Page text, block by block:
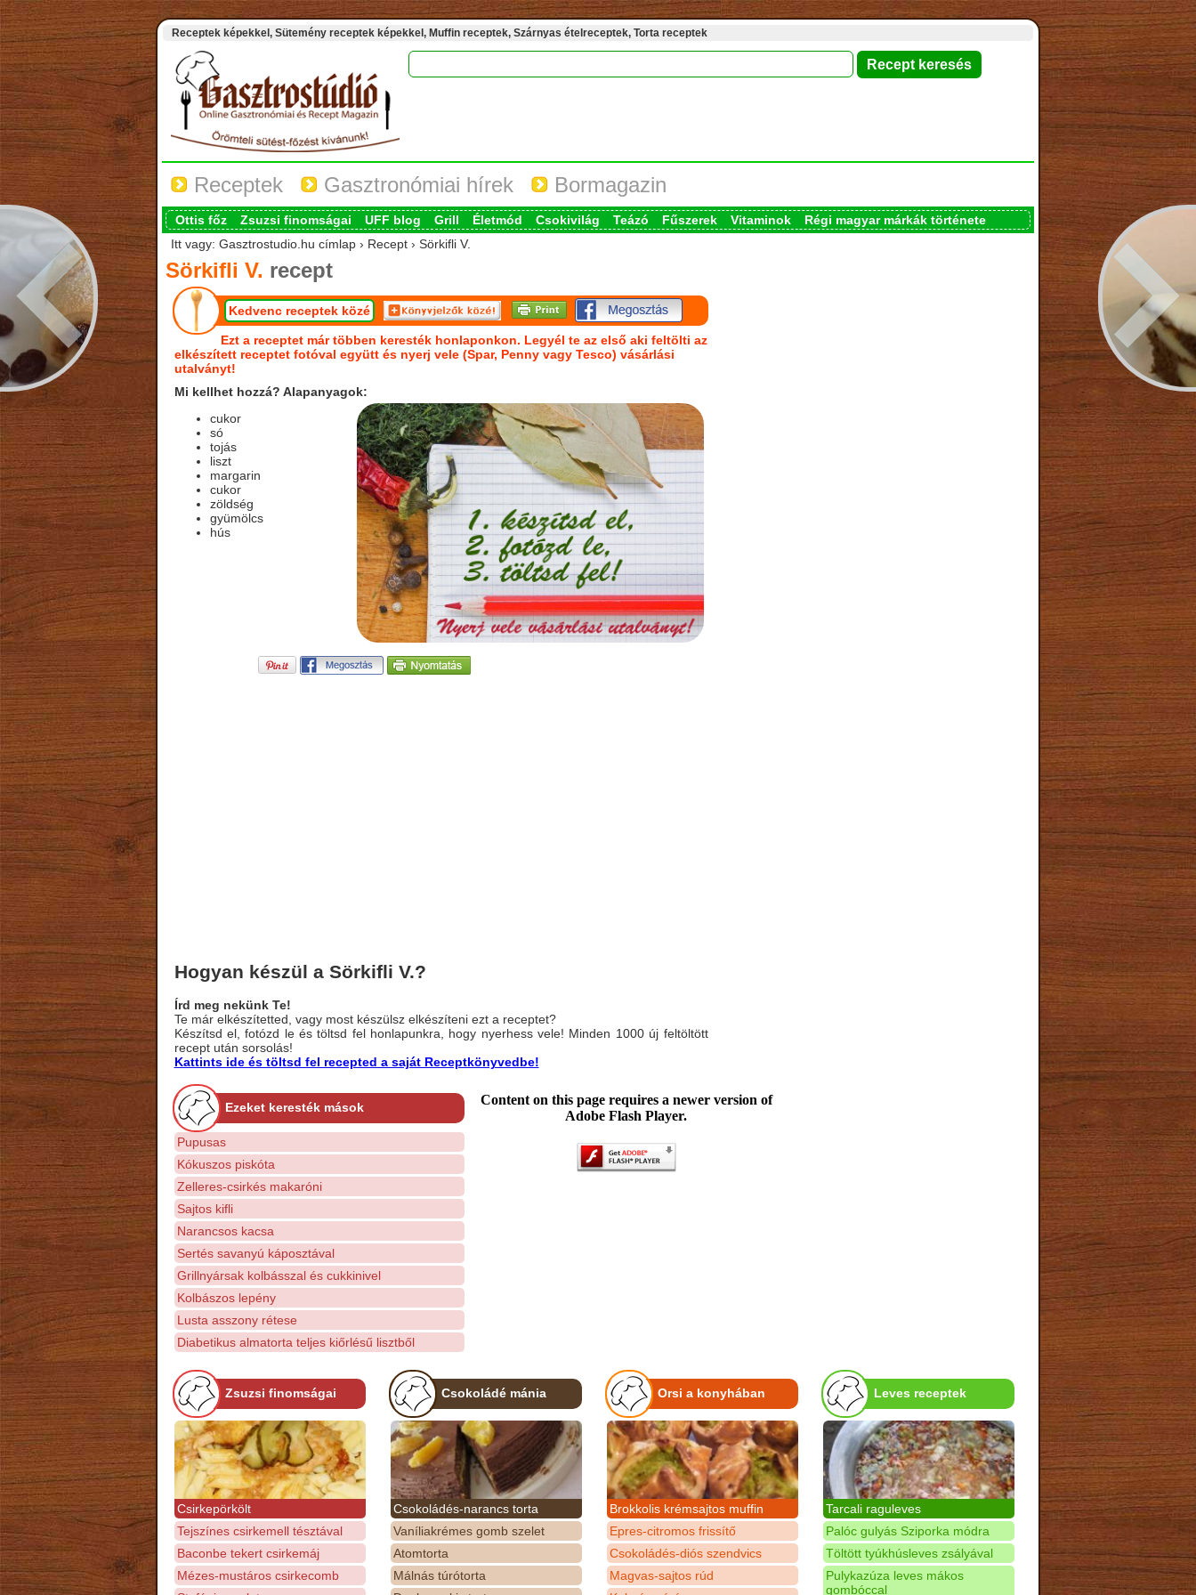
Receptek képekkel, Sütemény receptek képekkel, Muffin receptek, Szárnyas ételreceptek, Torta receptek
Receptek Gasztronómiai hírek Bormagazin
Ottis főz Zsuzsi finomságai UFF blog Grill Életmód Csokivilág Teázó Fűszerek Vitaminok
Régi magyar márkák története
Itt vagy: Gasztrostudio.hu címlap › Recept › Sörkifli V.
Sörkifli V. recept
Kedvenc receptek közé
Ezt a receptet már többen keresték honlaponkon. Legyél te az első aki feltölti az
elkészített receptet fotóval együtt és nyerj vele (Spar, Penny vagy Tesco) vásárlási
utalványt!
Mi kellhet hozzá? Alapanyagok:
cukor
só
tojás
liszt
margarin
cukor
zöldség
gyümölcs
hús
Hogyan készül a Sörkifli V.?
Írd meg nekünk Te!
Te már elkészítetted, vagy most készülsz elkészíteni ezt a receptet?
Készítsd el, fotózd le és töltsd fel honlapunkra, hogy nyerhess vele! Minden 1000 új feltöltött
recept után sorsolás!
Kattints ide és töltsd fel recepted a saját Receptkönyvedbe!
Ezeket keresték mások
Pupusas
Kókuszos piskóta
Zelleres-csirkés makaróni
Sajtos kifli
Narancsos kacsa
Sertés savanyú káposztával
Grillnyársak kolbásszal és cukkinivel
Kolbászos lepény
Lusta asszony rétese
Diabetikus almatorta teljes kiőrlésű lisztből
Content on this page requires a newer version of
Adobe Flash Player.
Zsuzsi finomságai
Csirkepörkölt
Tejszínes csirkemell tésztával
Baconbe tekert csirkemáj
Mézes-mustáros csirkecomb
Csokoládé mánia
Csokoládés-narancs torta
Vaníliakrémes gomb szelet
Atomtorta
Málnás túrótorta
Orsi a konyhában
Brokkolis krémsajtos muffin
Epres-citromos frissítő
Csokoládés-diós szendvics
Magvas-sajtos rúd
Leves receptek
Tarcali raguleves
Palóc gulyás Sziporka módra
Töltött tyúkhúsleves zsályával
Pulykazúza leves mákos
gombóccal